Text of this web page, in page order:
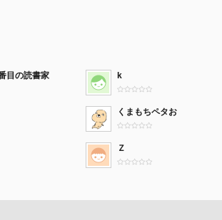
目の読書家 k
くまもちペタお
Ｚ